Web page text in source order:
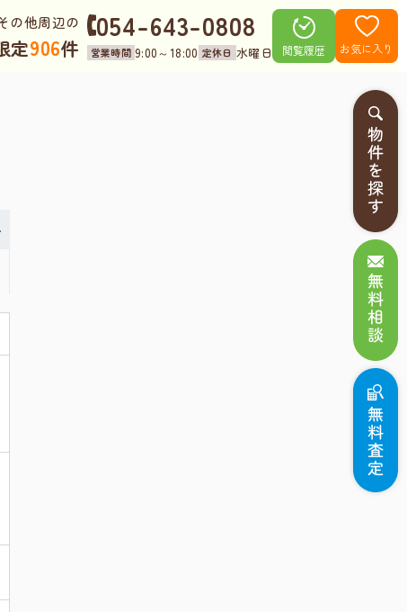
の他周辺の
定906件
054-643-0808
営業時間 9:00～18:00 定休日 水曜日 閲覧履歴 お気に入り